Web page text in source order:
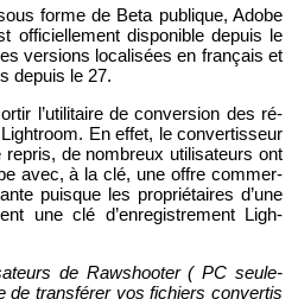
forme de Beta pu­blique, Adobe
of­fi­ciel­le­ment dis­po­nible de­puis le
ver­sions lo­ca­li­sées en fran­çais et
de­puis le 27.
l’uti­li­taire de conver­sion des ré­
En effet, le conver­tis­seur
de nom­breux uti­li­sa­teurs ont
avec, à la clé, une offre com­mer­
puisque les pro­prié­taires d’une
une clé d’en­re­gis­tre­ment Ligh­
de Raw­shoo­ter ( PC seule­
de trans­fé­rer vos fi­chiers conver­tis